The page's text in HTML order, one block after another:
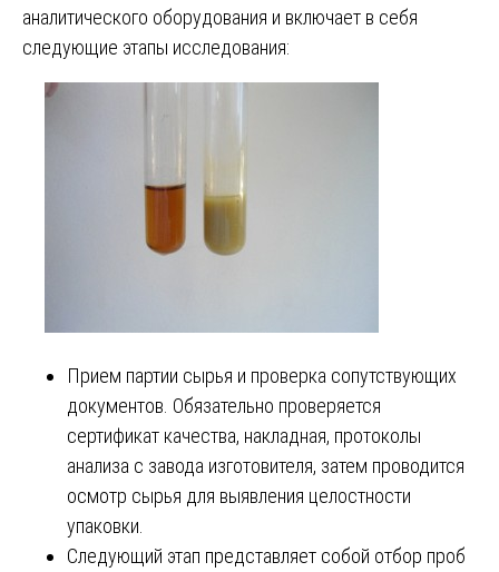
аналитического оборудования и включает в себя
следующие этапы исследования:
Прием партии сырья и проверка сопутствующих
документов. Обязательно проверяется
сертификат качества, накладная, протоколы
анализа с завода изготовителя, затем проводится
осмотр сырья для выявления целостности
упаковки.
Следующий этап представляет собой отбор проб